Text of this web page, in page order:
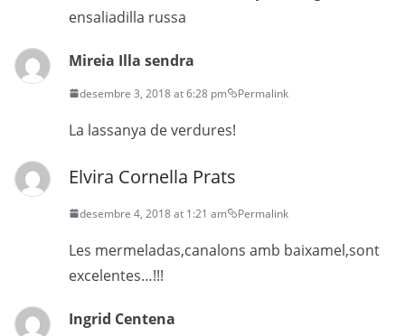
ensaliadilla russa
Mireia Illa sendra
desembre 3, 2018 at 6:28 pm Permalink
La lassanya de verdures!
Elvira Cornella Prats
desembre 4, 2018 at 1:21 am Permalink
Les mermeladas,canalons amb baixamel,sont
excelentes…!!!
Ingrid Centena